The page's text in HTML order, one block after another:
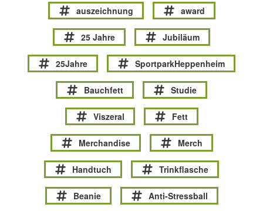
auszeichnung award
25 Jahre Jubiläum
25Jahre SportparkHeppenheim
Bauchfett Studie
Viszeral Fett
Merchandise Merch
Handtuch Trinkflasche
Beanie Anti-Stressball